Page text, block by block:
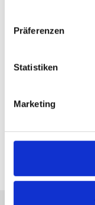
Präferenzen
Statistiken
Marketing